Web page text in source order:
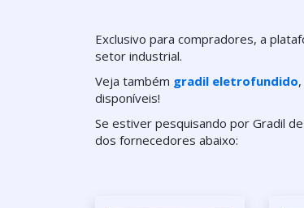
Exclusivo para compradores, a
setor industrial.
Veja também gradil eletrofundido
disponíveis!
Se estiver pesquisando por Gradil
dos fornecedores abaixo: